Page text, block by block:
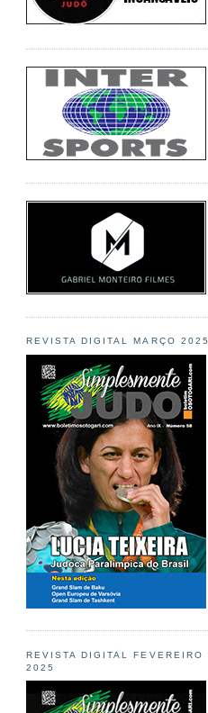
REVISTA DIGITAL MARÇO 2025
REVISTA DIGITAL FEVEREIRO
2025